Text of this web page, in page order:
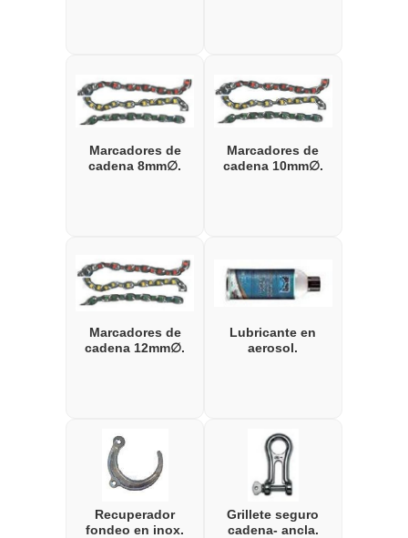
Marcadores de
cadena 8mm∅.
Marcadores de
cadena 10mm∅.
Marcadores de
cadena 12mm∅.
Lubricante en
aerosol.
Recuperador
fondeo en inox.
Grillete seguro
cadena- ancla.